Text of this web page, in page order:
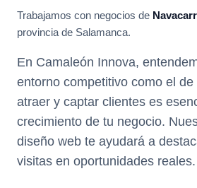
Trabajamos con negocios de
provincia de Salamanca.
En Camaleón Innova,
entorno competitivo como el de
atraer y captar clientes es
crecimiento de tu negocio.
diseño web te ayudará a
visitas en oportunidades reales.